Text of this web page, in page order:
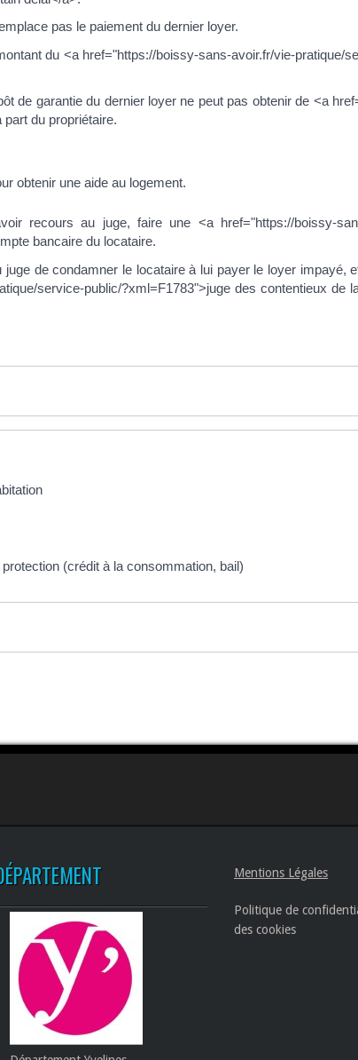
pas le paiement du dernier loyer.
du <a href="https://boissy-sans-avoir.fr/vie-pratique/
de garantie du dernier loyer ne peut pas obtenir de <a
du propriétaire.
obtenir une aide au logement.
recours au juge, faire une <a href="https://boissy-
bancaire du locataire.
juge de condamner le locataire à lui payer le loyer
service-public/?xml=F1783">juge des contentieux de
(crédit à la consommation, bail)
Mentions Légales
Politique de
des cookies